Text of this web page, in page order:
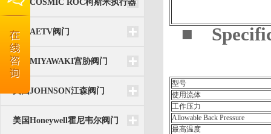
韩国COSMIC ROC柯斯米执行器
台湾AETV阀门
日本MIYAWAKI宫胁阀门
美国JOHNSON江森阀门
美国Honeywell霍尼韦尔阀门
■
型号
使用流体
工作压力
Allowable Back Pressure
最高温度